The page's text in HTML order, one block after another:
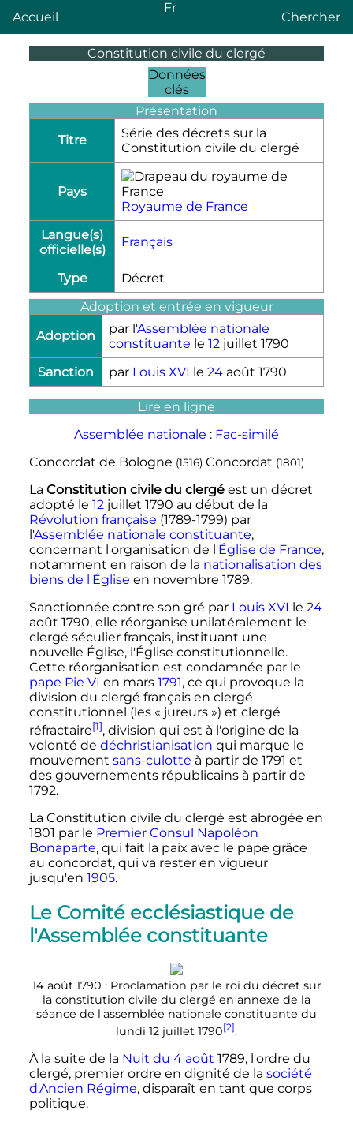
Accueil
Fr
Chercher
Constitution civile du clergé
Données
clés
Présentation
Titre
Série des décrets sur la
Constitution civile du clergé
Pays
Royaume de France
Langue(s)
officielle(s)
Français
Type
Décret
Adoption et entrée en vigueur
Adoption
par l'Assemblée nationale
constituante le 12 juillet 1790
Sanction
par Louis XVI le 24 août 1790
Lire en ligne
Assemblée nationale : Fac-similé
Concordat de Bologne (1516) Concordat (1801)
La Constitution civile du clergéest un décret
adopté le 12 juillet 1790 au début de la
Révolution française (1789-1799) par
l'Assemblée nationale constituante,
concernant l'organisation de l'Église de France,
notamment en raison de la nationalisation des
biens de l'Église en novembre 1789.
Sanctionnée contre son gré par Louis XVI le 24
août 1790, elle réorganise unilatéralement le
clergé séculier français, instituant une
nouvelle Église, l'Église constitutionnelle.
Cette réorganisation est condamnée par le
pape Pie VI en mars 1791, ce qui provoque la
division du clergé français en clergé
constitutionnel (les « jureurs ») et clergé
réfractaire[1], division qui est à l'origine de la
volonté de déchristianisation qui marque le
mouvement sans-culotte à partir de 1791 et
des gouvernements républicains à partir de
1792.
La Constitution civile du clergé est abrogée en
1801 par le Premier Consul Napoléon
Bonaparte, qui fait la paix avec le pape grâce
au concordat, qui va rester en vigueur
jusqu'en 1905.
Le Comité ecclésiastique de
l'Assemblée constituante
14 août 1790 : Proclamation par le roi du décret sur
la constitution civile du clergé en annexe de la
séance de l'assemblée nationale constituante du
lundi 12 juillet 1790[2].
À la suite de la Nuit du 4 août 1789, l'ordre du
clergé, premier ordre en dignité de la société
d'Ancien Régime, disparaît en tant que corps
politique.